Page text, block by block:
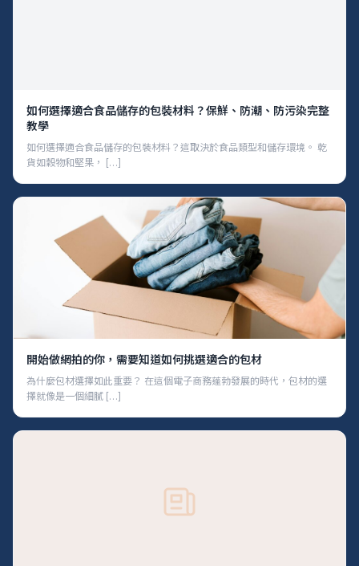
如何選擇適合食品儲存的包裝材料？保鮮、防潮、防污染完整
教學
如何選擇適合食品儲存的包裝材料？這取決於食品類型和儲存環境。 乾
貨如穀物和堅果， […]
開始做網拍的你，需要知道如何挑選適合的包材
為什麼包材選擇如此重要？ 在這個電子商務蓬勃發展的時代，包材的選
擇就像是一個細膩 […]